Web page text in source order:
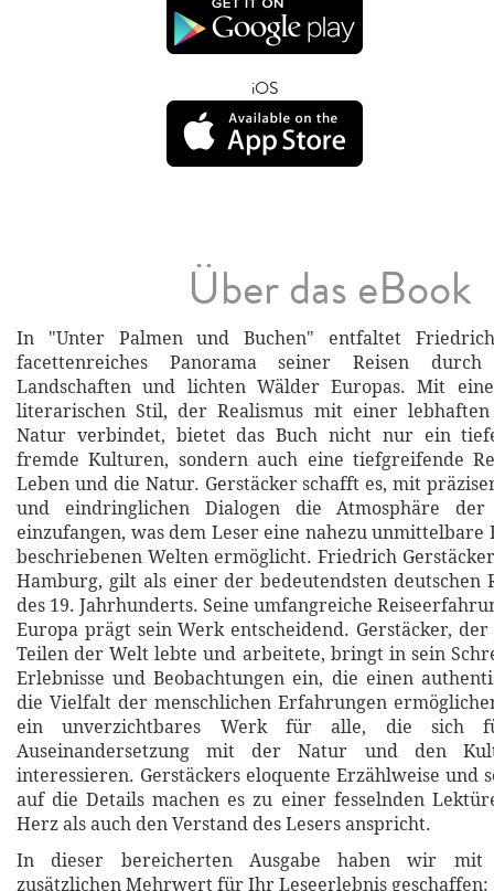
iOS
Über das eBook
In "Unter Palmen und Buchen" entfaltet
facettenreiches Panorama seiner Reisen
Landschaften und lichten Wälder Europas. Mit
literarischen Stil, der Realismus mit einer
Natur verbindet, bietet das Buch nicht nur ein
fremde Kulturen, sondern auch eine tiefgreifende
Leben und die Natur. Gerstäcker schafft es, mit
und eindringlichen Dialogen die Atmosphäre der
einzufangen, was dem Leser eine nahezu
beschriebenen Welten ermöglicht. Friedrich
Hamburg, gilt als einer der bedeutendsten deutschen
des 19. Jahrhunderts. Seine umfangreiche
Europa prägt sein Werk entscheidend. Gerstäcker,
Teilen der Welt lebte und arbeitete, bringt in sein
Erlebnisse und Beobachtungen ein, die einen
die Vielfalt der menschlichen Erfahrungen
ein unverzichtbares Werk für alle, die sich
Auseinandersetzung mit der Natur und den
interessieren. Gerstäckers eloquente Erzählweise und
auf die Details machen es zu einer fesselnden
Herz als auch den Verstand des Lesers anspricht.
In dieser bereicherten Ausgabe haben wir mit
zusätzlichen Mehrwert für Ihr Leseerlebnis geschaffen: